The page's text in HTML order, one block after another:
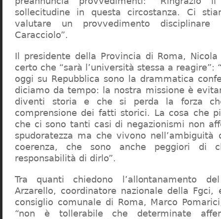
sollecitudine in questa circostanza. Ci
valutare un provvedimento
Caracciolo”.
Il presidente della Provincia di Roma,
certo che “sarà l’università stessa a reagire”:
oggi su Repubblica sono la drammatica
diciamo da tempo: la nostra missione è
diventi storia e che si perda la forza
comprensione dei fatti storici. La cosa che
che ci sono tanti casi di negazionismi non
spudoratezza ma che vivono nell’ambiguità
coerenza, che sono anche peggiori di
responsabilità di dirlo”.
Tra quanti chiedono l’allontanamento
Arzarello, coordinatore nazionale della
consiglio comunale di Roma, Marco
“non è tollerabile che determinate